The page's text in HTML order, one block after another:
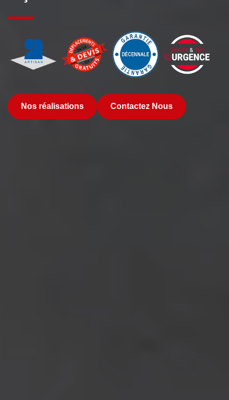
Nos réalisations Contactez Nous